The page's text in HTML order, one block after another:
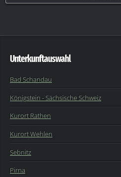
Unterkunftauswahl
Bad Schandau
Königstein - Sächsische Schweiz
Kurort Rathen
Kurort Wehlen
Sebnitz
Pirna